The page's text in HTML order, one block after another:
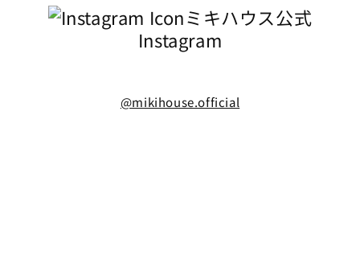
ミキハウス公式
Instagram
@mikihouse.official